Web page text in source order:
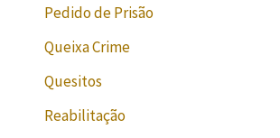
Pedido de Prisão
Queixa Crime
Quesitos
Reabilitação